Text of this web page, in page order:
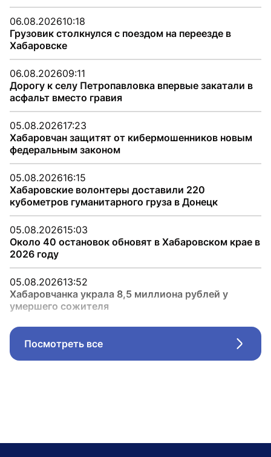
06.08.202610:18
Грузовик столкнулся с поездом на переезде в
Хабаровске
06.08.202609:11
Дорогу к селу Петропавловка впервые закатали в
асфальт вместо гравия
05.08.202617:23
Хабаровчан защитят от кибермошенников новым
федеральным законом
05.08.202616:15
Хабаровские волонтеры доставили 220
кубометров гуманитарного груза в Донецк
05.08.202615:03
Около 40 остановок обновят в Хабаровском крае в
2026 году
05.08.202613:52
Хабаровчанка украла 8,5 миллиона рублей у
умершего сожителя
Посмотреть все